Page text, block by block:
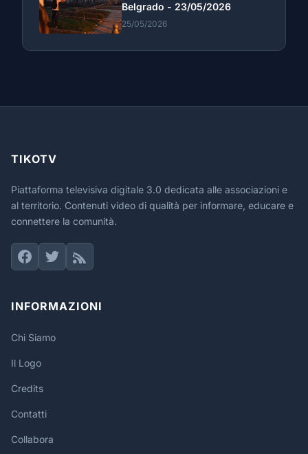
Belgrado - 23/05/2026
25/05/2026
TIKOTV
Piattaforma televisiva digitale 3.0 dedicata alle associazioni e
al territorio. Contenuti video di qualità per informare, educare e
connettere la comunità.
INFORMAZIONI
Chi Siamo
Il Logo
Credits
Contatti
Collabora